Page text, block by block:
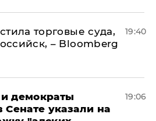
торговые суда,
– Bloomberg
19:40
демократы
указали на
19:06